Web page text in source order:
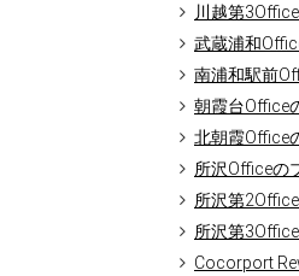
川越第
武蔵浦和
南浦和駅前
朝霞台Office
北朝霞Office
所沢Officeの
所沢第
所沢第
Cocorport